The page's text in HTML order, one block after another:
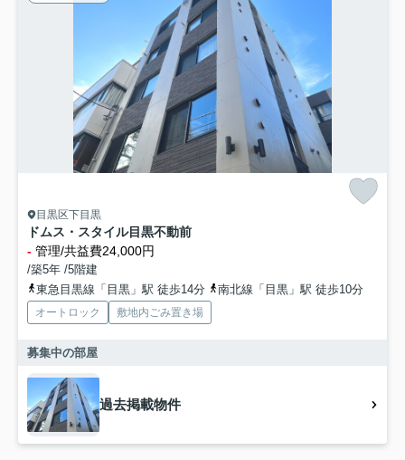
目黒区下目黒
ドムス・スタイル目黒不動前
- 管理/共益費24,000円
/築5年 /5階建
東急目黒線「目黒」駅 徒歩14分
南北線「目黒」駅 徒歩10分
オートロック 敷地内ごみ置き場
募集中の部屋
過去掲載物件